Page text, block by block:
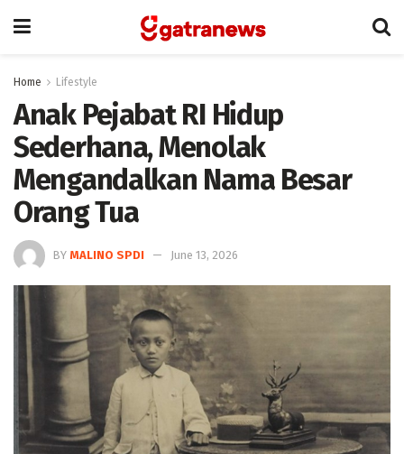
Home Lifestyle
Anak Pejabat RI Hidup
Sederhana, Menolak
Mengandalkan Nama Besar
Orang Tua
BY MALINO SPDI June 13, 2026